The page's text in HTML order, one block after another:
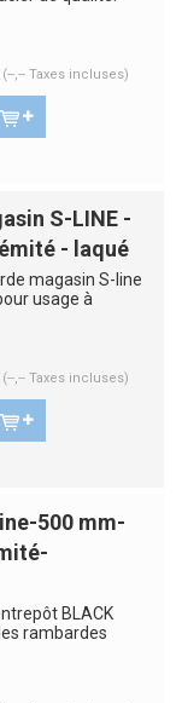
(--,-- Taxes incluses)
S-LINE -
- laqué
magasin S-line
usage à
(--,-- Taxes incluses)
500 mm-
BLACK
rambardes